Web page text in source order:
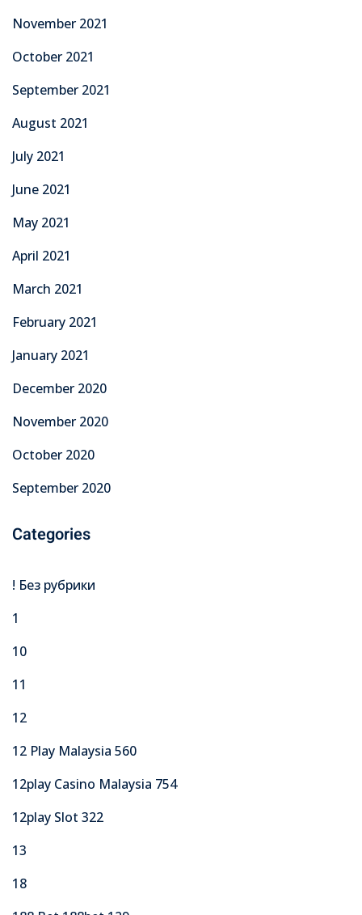
November 2021
October 2021
September 2021
August 2021
July 2021
June 2021
May 2021
April 2021
March 2021
February 2021
January 2021
December 2020
November 2020
October 2020
September 2020
Categories
! Без рубрики
1
10
11
12
12 Play Malaysia 560
12play Casino Malaysia 754
12play Slot 322
13
18